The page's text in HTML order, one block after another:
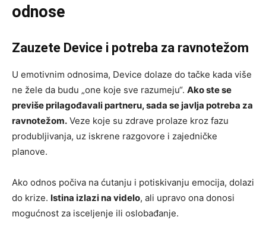
odnose
Zauzete Device i potreba za ravnotežom
U emotivnim odnosima, Device dolaze do tačke kada više
ne žele da budu „one koje sve razumeju“. Ako ste se
previše prilagođavali partneru, sada se javlja potreba za
ravnotežom. Veze koje su zdrave prolaze kroz fazu
produbljivanja, uz iskrene razgovore i zajedničke
planove.
Ako odnos počiva na ćutanju i potiskivanju emocija, dolazi
do krize. Istina izlazi na videlo, ali upravo ona donosi
mogućnost za isceljenje ili oslobađanje.